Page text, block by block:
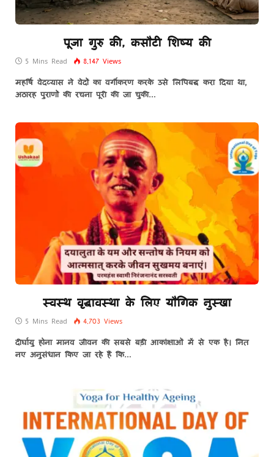
पूजा गुरु की, कसौटी शिष्य की
5 Mins Read 8,147 Views
महर्षि वेदव्यास ने वेदों का वर्गीकरण करके उसे लिपिबद्ध करा दिया था,
अठारह पुराणों की रचना पूरी की जा चुकी…
स्वस्थ वृद्धावस्था के लिए यौगिक नुस्खा
5 Mins Read 4,703 Views
दीर्घायु होना मानव जीवन की सबसे बड़ी आकांक्षाओं में से एक है। नित
नए अनुसंधान किए जा रहे हैं कि…